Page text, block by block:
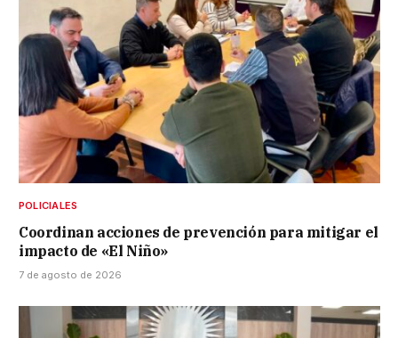
POLICIALES
Coordinan acciones de prevención para mitigar el
impacto de «El Niño»
7 de agosto de 2026